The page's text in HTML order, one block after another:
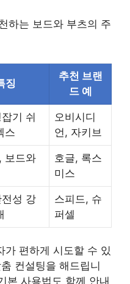
하는 보드와 부츠의 주
징
추천 브랜
드 예
기 쉬
스
오비시디
언, 자키브
보드와
호글, 록스
미스
성 강
스피드, 슈
퍼셀
가 편하게 시도할 수 있
컨설팅을 해드립니
본 사용법도 함께 안내